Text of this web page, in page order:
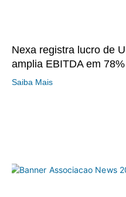
Nexa registra lucro de
amplia EBITDA em 78%
Saiba Mais